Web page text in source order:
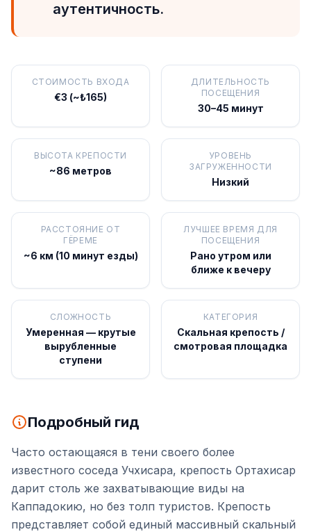
аутентичность.
СТОИМОСТЬ ВХОДА
€3 (~₺165)
ДЛИТЕЛЬНОСТЬ
ПОСЕЩЕНИЯ
30–45 минут
ВЫСОТА КРЕПОСТИ
~86 метров
УРОВЕНЬ
ЗАГРУЖЕННОСТИ
Низкий
РАССТОЯНИЕ ОТ
ГЁРЕМЕ
~6 км (10 минут езды)
ЛУЧШЕЕ ВРЕМЯ ДЛЯ
ПОСЕЩЕНИЯ
Рано утром или
ближе к вечеру
СЛОЖНОСТЬ
Умеренная — крутые
вырубленные
ступени
КАТЕГОРИЯ
Скальная крепость /
смотровая площадка
Подробный гид
Часто остающаяся в тени своего более
известного соседа Учхисара, крепость Ортахисар
дарит столь же захватывающие виды на
Каппадокию, но без толп туристов. Крепость
представляет собой единый массивный скальный